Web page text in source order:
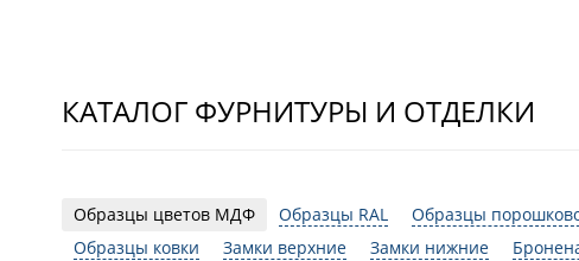
КАТАЛОГ ФУРНИТУРЫ И ОТДЕЛКИ
Образцы цветов МДФ Образцы RAL Образцы
Образцы ковки
Замки верхние Замки нижние